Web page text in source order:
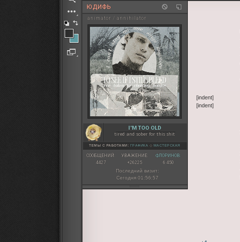
ЮДИФЬ
animator / annihilator
I'M TOO OLD
tired and sober for this shit
ТЕМЫ С РАБОТАМИ: ГРАФИКА ◇ МАСТЕРСКАЯ
СООБЩЕНИЙ:
4427
УВАЖЕНИЕ:
+26225
ФЛОРИНОВ:
6 450
Последний визит:
Сегодня 01:56:57
[indent]
[indent]